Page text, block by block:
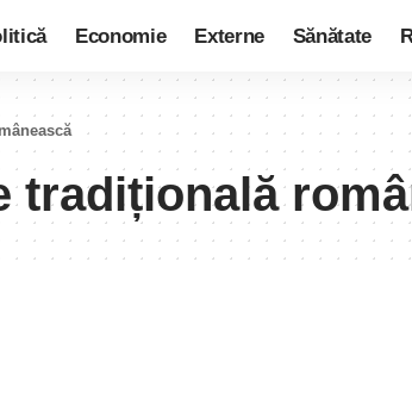
Economie Externe Sănătate
tradițională